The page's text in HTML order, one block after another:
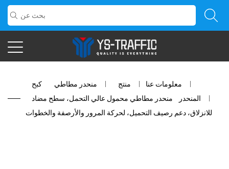
معلومات عنا منتج منحدر مطاطي كبح
المنحدر منحدر مطاطي محمول عالي التحمل، سطح مضاد
للانزلاق، دعم رصيف التحميل، لحركة المرور والأرصفة والخطوات